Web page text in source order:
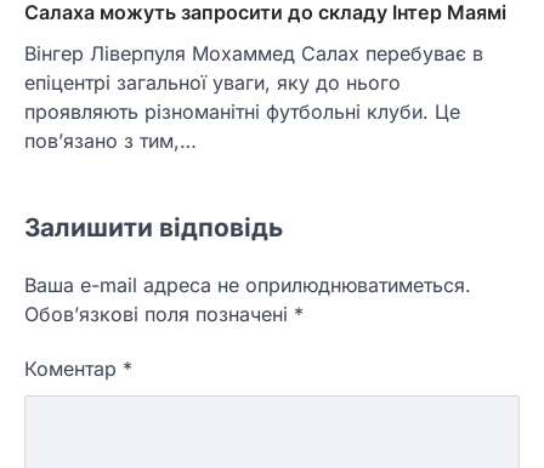
Салаха можуть запросити до складу Інтер Маямі
Вінгер Ліверпуля Мохаммед Салах перебуває в
епіцентрі загальної уваги, яку до нього
проявляють різноманітні футбольні клуби. Це
пов’язано з тим,…
Залишити відповідь
Ваша e-mail адреса не оприлюднюватиметься.
Обов’язкові поля позначені *
Коментар *